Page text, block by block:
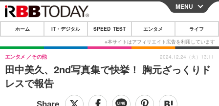
CLOSE
ホーム
IT・デジタル
IT・デジタルTOP スマートフォン
SPEED TEST
MENU
ホーム IT・デジタル SPEED TEST エンタメ ライフ
田中美久、2nd写真集で快挙！ 胸元ざっくりド
レスで報告
エンタメ その他 2024.12.24（火）13:11